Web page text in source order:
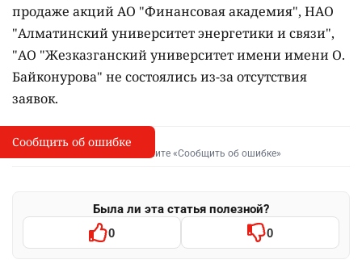
продаже акций АО "Финансовая академия", НАО
"Алматинский университет энергетики и связи",
"АО "Жезказганский университет имени имени О.
Байконурова" не состоялись из-за отсутствия
заявок.
I
Сообщить об опечатке
Выделите фрагмент и нажмите «Сообщить об ошибке»
Была ли эта статья полезной?
0 0
Сообщить об ошибке